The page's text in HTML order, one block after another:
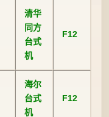
清华
同方
台式
机
F12
海尔
台式
机
F12